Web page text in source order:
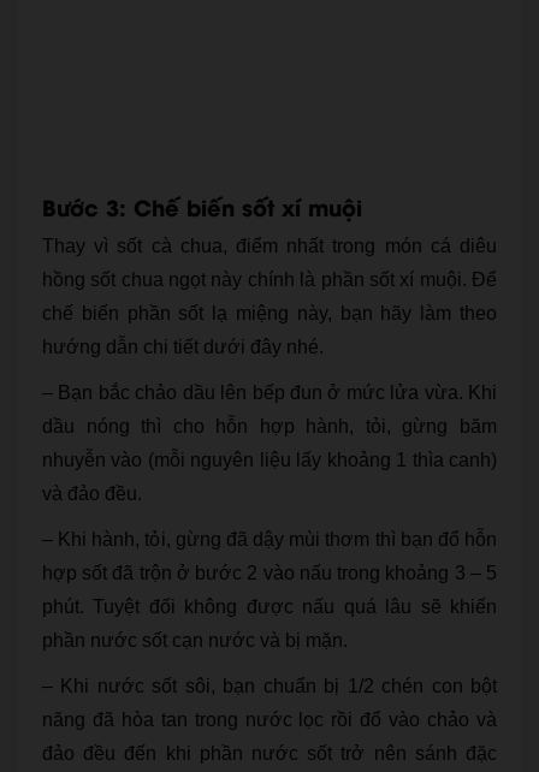
Bước 3: Chế biến sốt xí muội
Thay vì sốt cà chua, điểm nhất trong món cá diêu
hồng sốt chua ngọt này chính là phần sốt xí muội. Để
chế biến phần sốt lạ miệng này, bạn hãy làm theo
hướng dẫn chi tiết dưới đây nhé.
– Bạn bắc chảo dầu lên bếp đun ở mức lửa vừa. Khi
dầu nóng thì cho hỗn hợp hành, tỏi, gừng băm
nhuyễn vào (mỗi nguyên liệu lấy khoảng 1 thìa canh)
và đảo đều.
– Khi hành, tỏi, gừng đã dậy mùi thơm thì bạn đổ hỗn
hợp sốt đã trộn ở bước 2 vào nấu trong khoảng 3 – 5
phút. Tuyệt đối không được nấu quá lâu sẽ khiến
phần nước sốt cạn nước và bị mặn.
– Khi nước sốt sôi, bạn chuẩn bị 1/2 chén con bột
năng đã hòa tan trong nước lọc rồi đổ vào chảo và
đảo đều đến khi phần nước sốt trở nên sánh đặc